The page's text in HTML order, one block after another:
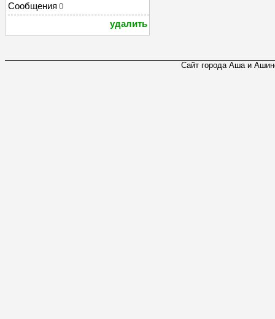
Сообщения 0
удалить
Сайт города Аша и